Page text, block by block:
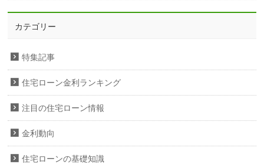
カテゴリー
特集記事
住宅ローン金利ランキング
注目の住宅ローン情報
金利動向
住宅ローンの基礎知識